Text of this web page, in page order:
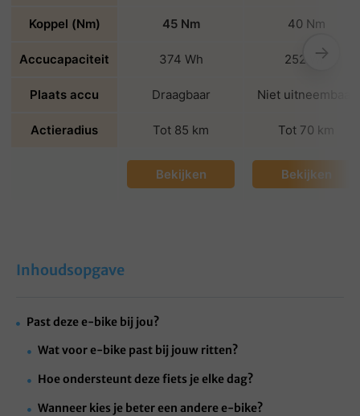
Koppel (Nm) 45 Nm 40 Nm
Accucapaciteit 374 Wh 252 Wh
Plaats accu Draagbaar Niet uitneembaar
Actieradius Tot 85 km Tot 70 km
Bekijken Bekijken
→
Inhoudsopgave
Past deze e-bike bij jou?
Wat voor e-bike past bij jouw ritten?
Hoe ondersteunt deze fiets je elke dag?
Wanneer kies je beter een andere e-bike?